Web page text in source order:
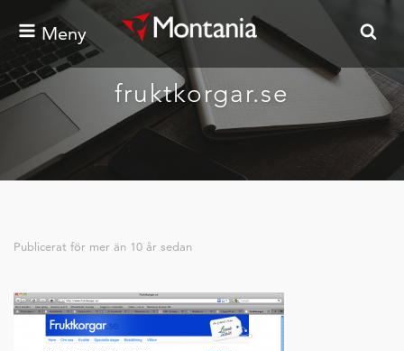
Meny
fruktkorgar.se
Publicerat för mer än 10 år sedan